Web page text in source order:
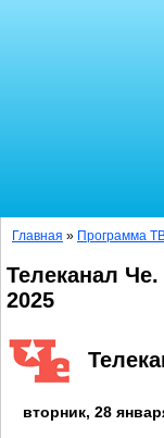
Главная » Программа
Телеканал
2025
вторник, 28